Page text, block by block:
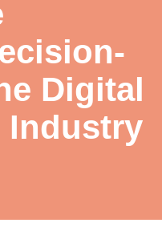
Digital
Industry